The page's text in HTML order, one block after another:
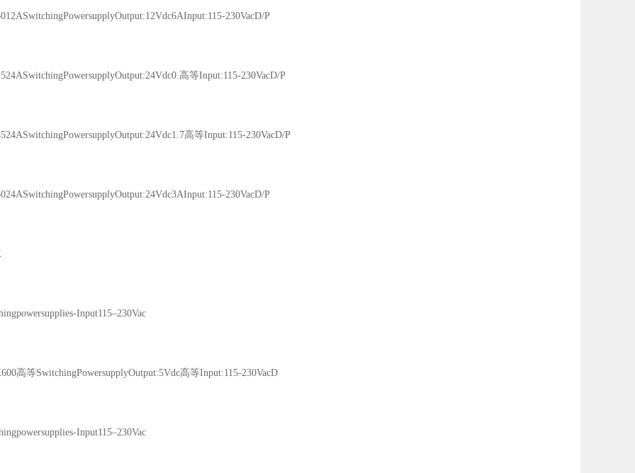
230VacD/P
高等Input:115-230VacD/P
高等Input:115-230VacD/P
230VacD/P
Input115–230Vac
高等SwitchingPowersupplyOutput:5Vdc高等Input:115-230VacD
Input115–230Vac